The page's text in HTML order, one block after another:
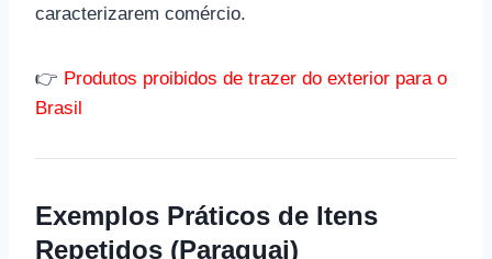
caracterizarem comércio.
👉 Produtos proibidos de trazer do exterior para o
Brasil
Exemplos Práticos de Itens
Repetidos (Paraguai)